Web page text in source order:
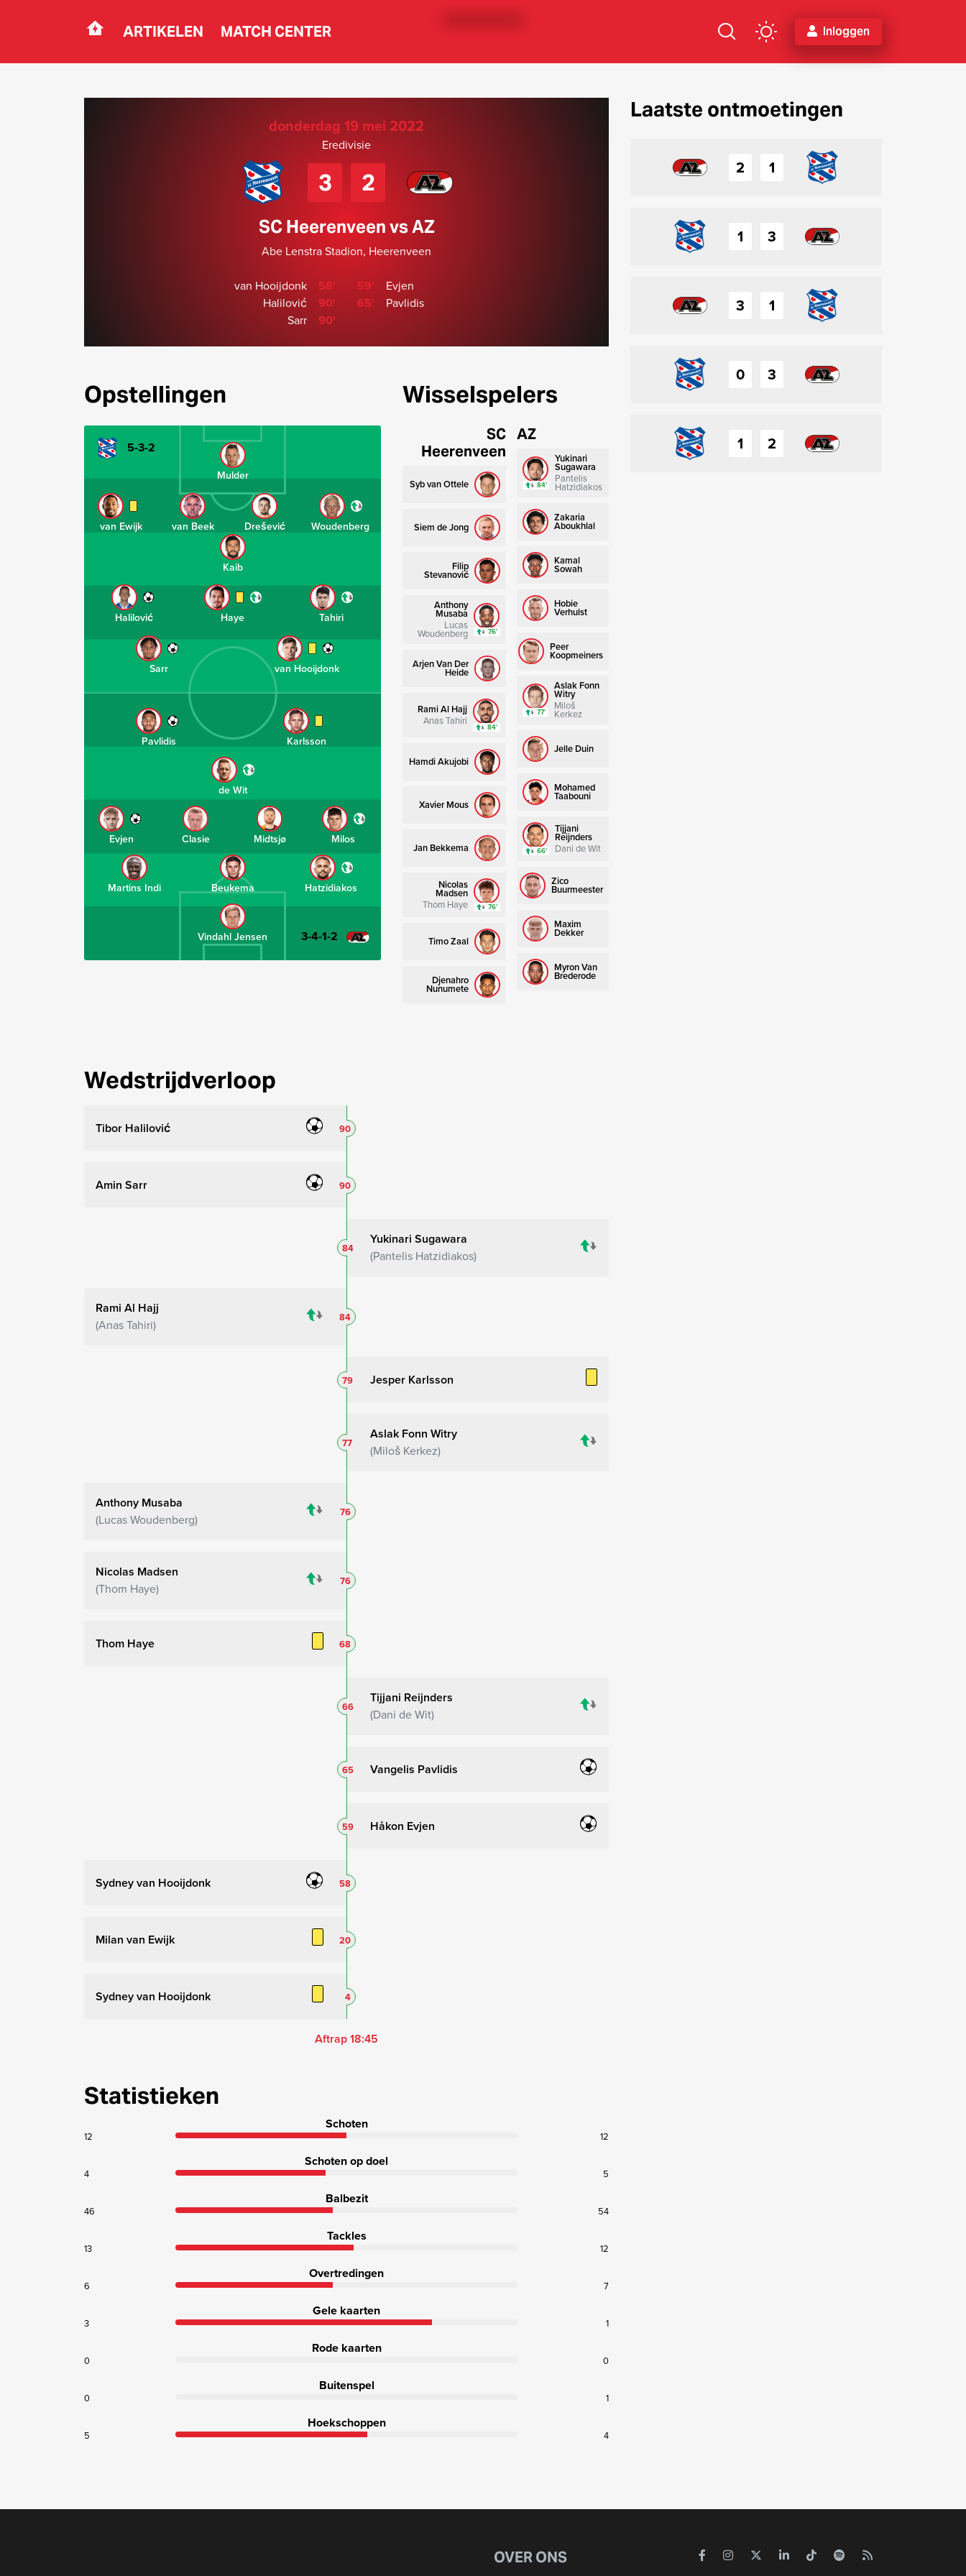
Navigation ARTIKELEN MATCH CENTER Inloggen
donderdag 19 mei 2022
Eredivisie
3 2
SC Heerenveen vs AZ
Abe Lenstra Stadion, Heerenveen
van Hooijdonk
58'
Halilović
90'
Sarr
90'
59'
Evjen
65'
Pavlidis
Opstellingen
5-3-2
Mulder
van Ewijk van Beek Drešević Woudenberg
Kaib
Halilović Haye Tahiri
Sarr van Hooijdonk
Vindahl Jensen
Hatzidiakos
Beukema
Martins Indi
Milos
Midtsjø
Clasie
Evjen
de Wit
Karlsson
Pavlidis
3-4-1-2
Wisselspelers
SC
Heerenveen
Syb van Ottele
Siem de Jong
Filip
Stevanović
Anthony
Musaba
Lucas
Woudenberg 76’
Arjen Van Der
Heide
Rami Al Hajj
Anas Tahiri
84’
Hamdi Akujobi
Xavier Mous
Jan Bekkema
Nicolas
Madsen
Thom Haye
76’
Timo Zaal
Djenahro
Nunumete
AZ
Yukinari
Sugawara
Pantelis
Hatzidiakos
84’
Zakaria
Aboukhlal
Kamal
Sowah
Hobie
Verhulst
Peer
Koopmeiners
Aslak Fonn
Witry
Miloš
Kerkez
77’
Jelle Duin
Mohamed
Taabouni
Tijjani
Reijnders
Dani de Wit
66’
Zico
Buurmeester
Maxim
Dekker
Myron Van
Brederode
Wedstrijdverloop
Tibor Halilović 90
Amin Sarr 90
Yukinari Sugawara
Pantelis Hatzidiakos
84
Rami Al Hajj
Anas Tahiri
84
Jesper Karlsson
79
Aslak Fonn Witry
Miloš Kerkez
77
Anthony Musaba
Lucas Woudenberg
76
Nicolas Madsen
Thom Haye
76
Thom Haye 68
Tijjani Reijnders
Dani de Wit
66
Vangelis Pavlidis
65
Håkon Evjen
59
Sydney van Hooijdonk 58
Milan van Ewijk 20
Sydney van Hooijdonk 4
Aftrap 18:45
Statistieken
Schoten
12 12
Schoten op doel
4 5
Balbezit
46 54
Tackles
13 12
Overtredingen
6 7
Gele kaarten
3 1
Rode kaarten
0 0
Buitenspel
0 1
Hoekschoppen
5 4
Laatste ontmoetingen
2 1
1 3
3 1
0 3
1 2
OVER ONS